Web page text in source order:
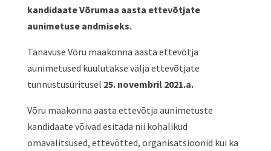
kandidaate Võrumaa aasta ettevõtjate
aunimetuse andmiseks.
Tänavuse Võru maakonna aasta ettevõtja
aunimetused kuulutakse välja ettevõtjate
tunnustusüritusel 25. novembril 2021.a.
Võru maakonna aasta ettevõtja aunimetuste
kandidaate võivad esitada nii kohalikud
omavalitsused, ettevõtted, organisatsioonid kui ka